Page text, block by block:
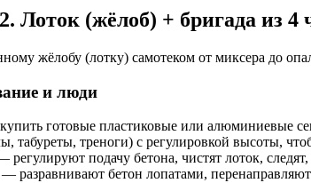
Лоток (жёлоб) + бригада из 4
жёлобу (лотку) самотеком от миксера до
и люди
готовые пластиковые или алюминиевые
табуреты, треноги) с регулировкой высоты,
регулируют подачу бетона, чистят лоток, следят,
разравнивают бетон лопатами,